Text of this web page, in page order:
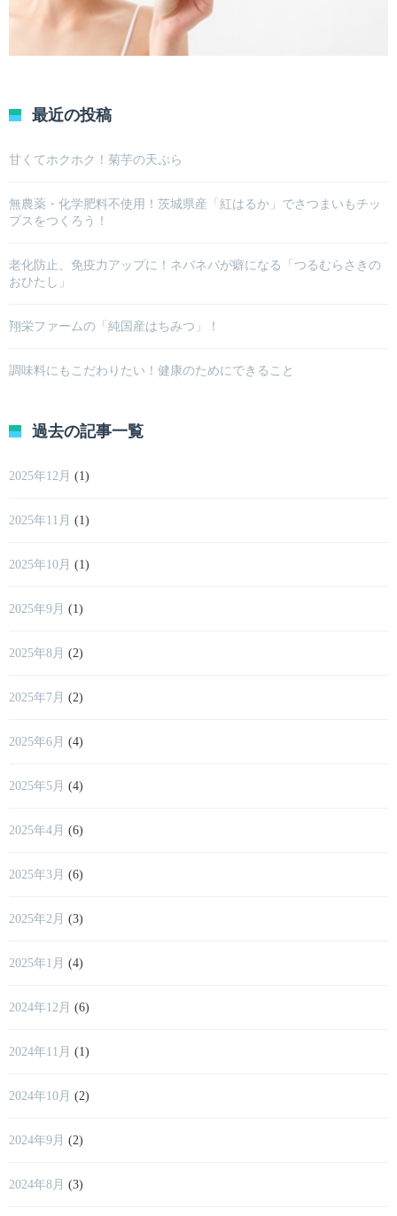
最近の投稿
甘くてホクホク！菊芋の天ぷら
無農薬・化学肥料不使用！茨城県産「紅はるか」でさつまいもチッ
プスをつくろう！
老化防止、免疫力アップに！ネバネバが癖になる「つるむらさきの
おひたし」
翔栄ファームの「純国産はちみつ」！
調味料にもこだわりたい！健康のためにできること
過去の記事一覧
2025年12月 (1)
2025年11月 (1)
2025年10月 (1)
2025年9月 (1)
2025年8月 (2)
2025年7月 (2)
2025年6月 (4)
2025年5月 (4)
2025年4月 (6)
2025年3月 (6)
2025年2月 (3)
2025年1月 (4)
2024年12月 (6)
2024年11月 (1)
2024年10月 (2)
2024年9月 (2)
2024年8月 (3)